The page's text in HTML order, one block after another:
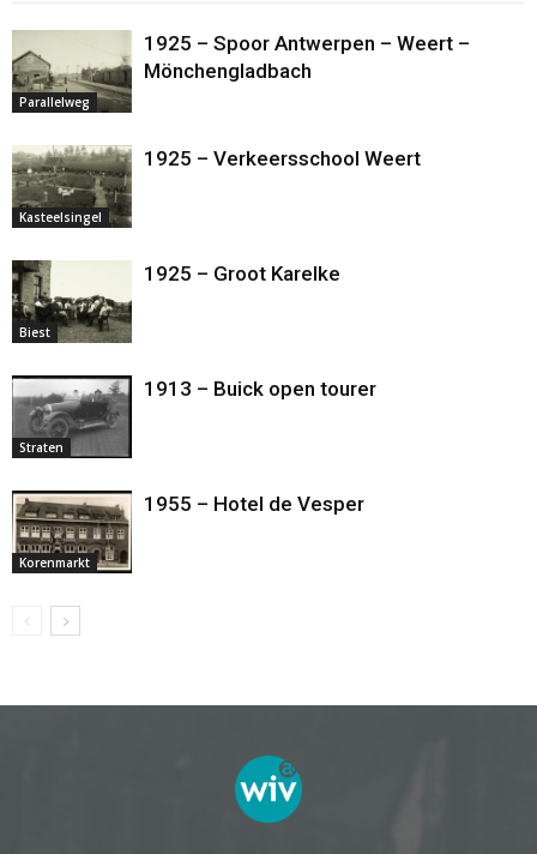
Parallelweg
1925 – Spoor Antwerpen – Weert –
Mönchengladbach
Kasteelsingel
1925 – Verkeersschool Weert
Biest
1925 – Groot Karelke
Straten
1913 – Buick open tourer
Korenmarkt
1955 – Hotel de Vesper